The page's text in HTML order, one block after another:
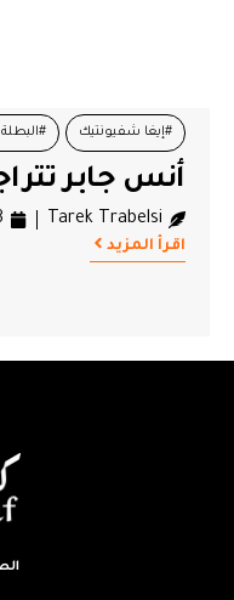
#إيغا شفيونتيك
#التصنيف العالمي للاعبات
أنس جابر
Tarek Trabelsi
اقرأ المزيد